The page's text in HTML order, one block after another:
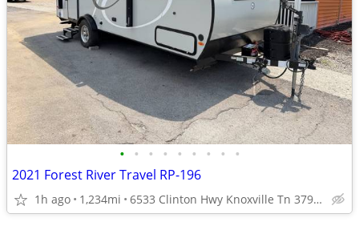
• • • • • • • • •
2021 Forest River Travel RP-196
1h ago 1,234mi 6533 Clinton Hwy Knoxville Tn 37912